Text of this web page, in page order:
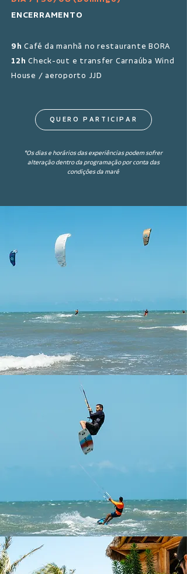
ENCERRAMENTO
9h Café da manhã no restaurante BORA
12h Check-out e transfer Carnaúba Wind
House / aeroporto JJD
QUERO PARTICIPAR
*Os dias e horários das experiências podem sofrer
alteração dentro da programação por conta das
condições da maré